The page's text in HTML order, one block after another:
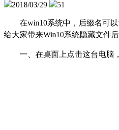
2018/03/29 51
在win10系统中，后缀名可
给大家带来Win10系统隐藏文件后
一、在桌面上点击这台电脑